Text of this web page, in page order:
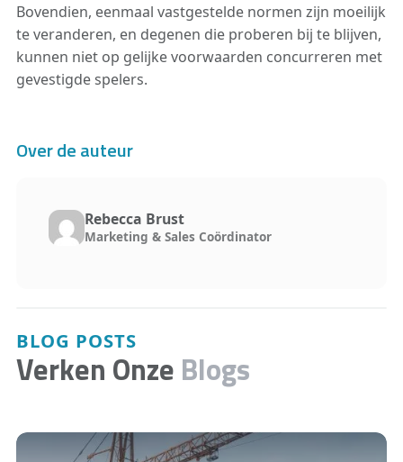
Bovendien, eenmaal vastgestelde normen zijn moeilijk
te veranderen, en degenen die proberen bij te blijven,
kunnen niet op gelijke voorwaarden concurreren met
gevestigde spelers.
Over de auteur
Rebecca Brust
Marketing & Sales Coördinator
BLOG POSTS
Verken Onze Blogs